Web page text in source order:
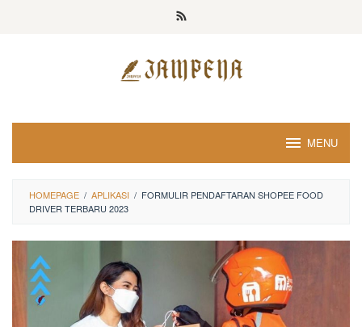
MENU
HOMEPAGE / APLIKASI / FORMULIR PENDAFTARAN SHOPEE FOOD
DRIVER TERBARU 2023